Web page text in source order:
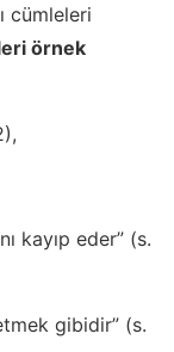
cümleleri
örnek
kayıp eder” (s.
gibidir” (s.